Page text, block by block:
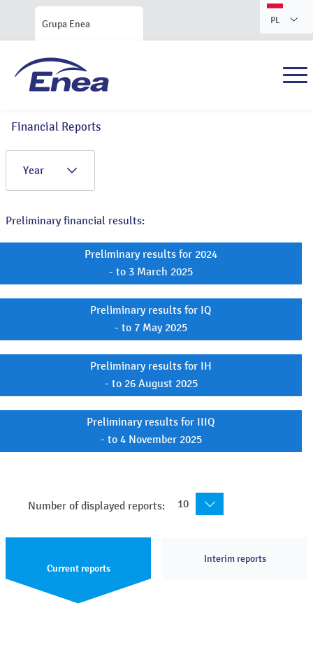
Grupa Enea PL
Financial Reports
Year
Preliminary financial results:
Preliminary results for 2024
- to 3 March 2025
Preliminary results for IQ
- to 7 May 2025
Preliminary results for IH
- to 26 August 2025
Preliminary results for IIIQ
- to 4 November 2025
Number of displayed reports: 10
Current reports
Interim reports